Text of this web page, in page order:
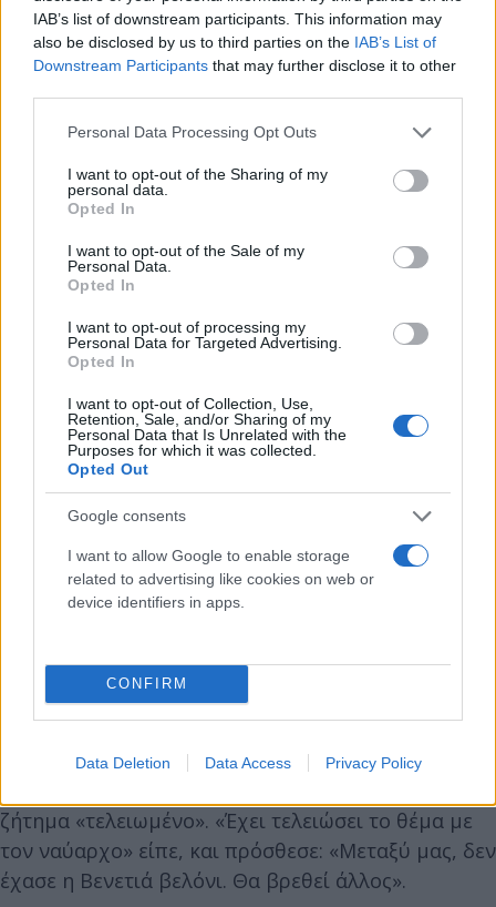
IAB’s list of downstream participants. This information may
also be disclosed by us to third parties on the IAB’s List of
Downstream Participants that may further disclose it to other
Please note that this website/app uses one or more Google
not limited to your visit or usage behaviour. You may click to
grant or deny consent to Google and its third-party tags to
use your data for below specified purposes in below Google
consent section.
Personal Data Processing Opt Outs
I want to opt-out of the Sharing of my
personal data.
Opted In
I want to opt-out of the Sale of my
Personal Data.
Opted In
I want to opt-out of processing my
Personal Data for Targeted Advertising.
Opted In
I want to opt-out of Collection, Use,
Retention, Sale, and/or Sharing of my
Personal Data that Is Unrelated with the
Purposes for which it was collected.
Opted Out
Google consents
I want to allow Google to enable storage
related to advertising like cookies on web or
device identifiers in apps.
CONFIRM
Data Deletion Data Access Privacy Policy
Ο κ. Γεωργιάδης μίλησε ακόμα και για την
ζήτημα «τελειωμένο». «Έχει τελειώσει το θέμα με
τον ναύαρχο» είπε, και πρόσθεσε: «Μεταξύ μας, δεν
έχασε η Βενετιά βελόνι. Θα βρεθεί άλλος».